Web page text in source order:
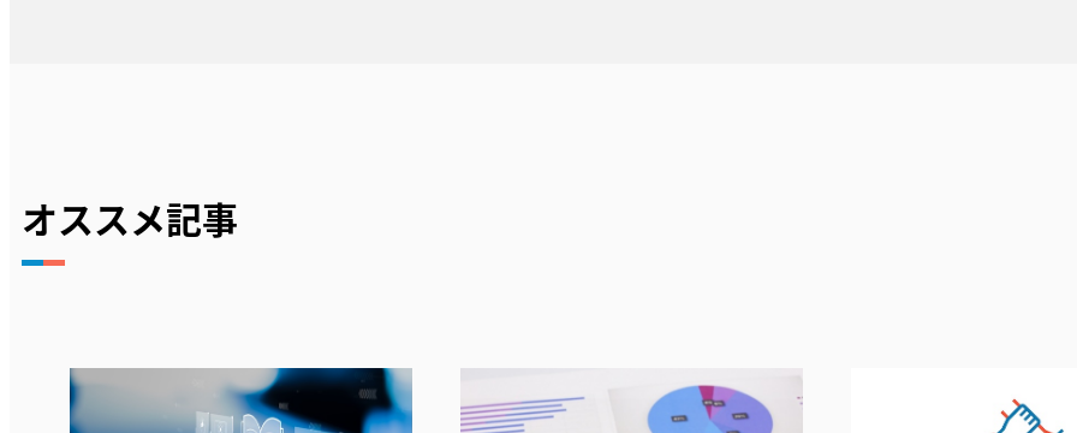
オススメ記事